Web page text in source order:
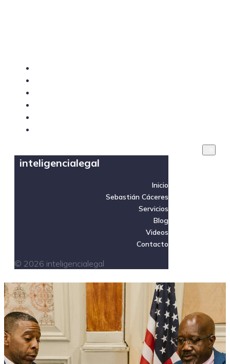
inteligencialegal
Inicio
Sebastián Cáceres
Servicios
Blog
Videos
Contacto
© 2026 inteligencialegal